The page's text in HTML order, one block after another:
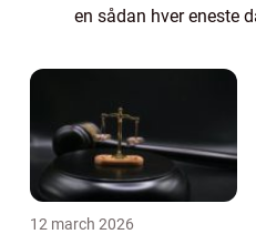
en sådan hver eneste
har du faktisk
12 march 2026